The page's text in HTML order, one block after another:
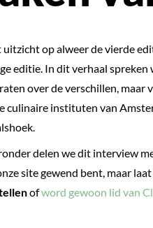
uitzicht op alweer de vierde
editie. In dit verhaal spreken
over de verschillen, maar
culinaire instituten van
delen we dit interview
site gewend bent, maar
ofword gewoon lid van